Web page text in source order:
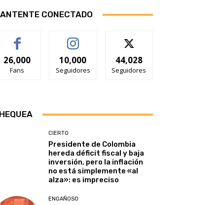
CONECTADO
26,000
Fans
10,000
Seguidores
44,028
Seguidores
CIERTO
Presidente de Colombia
hereda déficit fiscal y baja
inversión, pero la inflación
no está simplemente «al
alza»: es impreciso
ENGAÑOSO